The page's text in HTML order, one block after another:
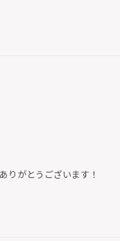
りがとうございます！